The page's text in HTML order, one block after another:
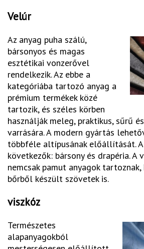
Velúr
Az anyag puha szálú,
bársonyos és magas
esztétikai vonzerővel
rendelkezik. Az ebbe a
kategóriába tartozó anyag a
prémium termékek közé
tartozik, és széles körben
használják meleg, praktikus, sűrű
varrására. A modern gyártás
többféle altípusának előállítását.
következők: bársony és drapéria. A
nemcsak pamut anyagok
bőrből készült szövetek is.
viszkóz
Természetes
alapanyagokból